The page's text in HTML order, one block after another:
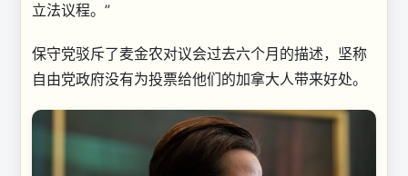
立法议程。”
保守党驳斥了麦金农对议会过去六个月的描述，坚称
自由党政府没有为投票给他们的加拿大人带来好处。